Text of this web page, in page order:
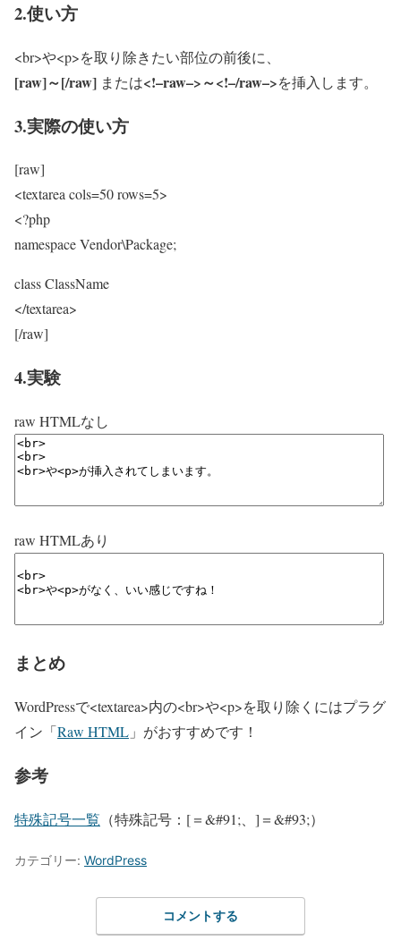
2.使い方
<br>や<p>を取り除きたい部位の前後に、
[raw]～[/raw] または<!–raw–>～<!–/raw–>を挿入します。
3.実際の使い方
[raw]
<textarea cols=50 rows=5>
<?php
namespace Vendor\Package;
class ClassName
</textarea>
[/raw]
4.実験
raw HTMLなし
raw HTMLあり
まとめ
WordPressで<textarea>内の<br>や<p>を取り除くにはプラグ
イン「Raw HTML 」がおすすめです！
参考
特殊記号一覧 （特殊記号：[＝&#91;、]＝&#93;）
カテゴリー: WordPress
コメントする